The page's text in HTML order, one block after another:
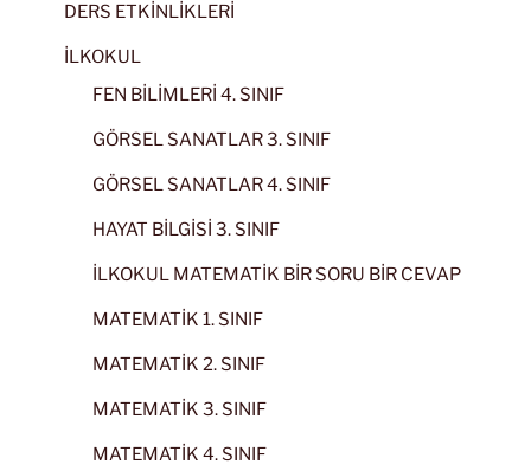
DERS ETKİNLİKLERİ
İLKOKUL
FEN BİLİMLERİ 4. SINIF
GÖRSEL SANATLAR 3. SINIF
GÖRSEL SANATLAR 4. SINIF
HAYAT BİLGİSİ 3. SINIF
İLKOKUL MATEMATİK BİR SORU BİR CEVAP
MATEMATİK 1. SINIF
MATEMATİK 2. SINIF
MATEMATİK 3. SINIF
MATEMATİK 4. SINIF